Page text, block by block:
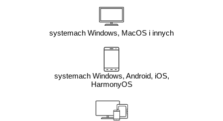
systemach Windows, MacOS i innych
systemach Windows, Android, iOS,
HarmonyOS